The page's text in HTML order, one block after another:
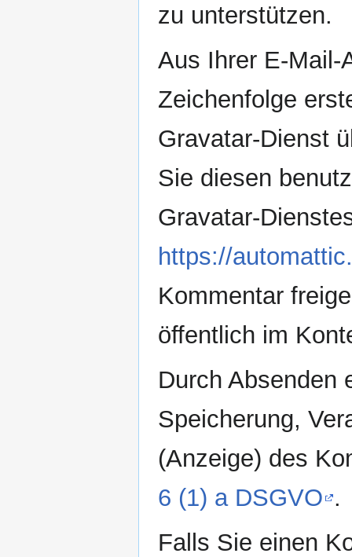
zu unterstützen.
Aus Ihrer E-Mail-
Zeichenfolge
Gravatar-Dienst
Sie diesen
Gravatar-
https://
Kommentar
öffentlich im
Durch Absenden
Speicherung,
(Anzeige) des
6 (1) a DSGVO .
Falls Sie einen